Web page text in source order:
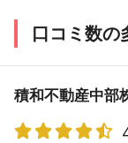
口コミ数の
積和不動産中部